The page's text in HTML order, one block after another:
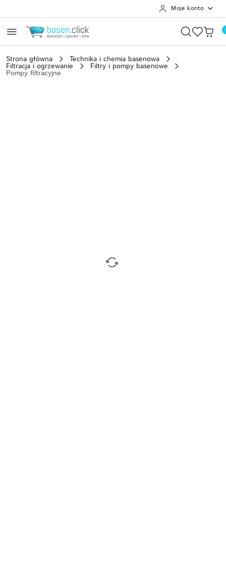
Moje konto
Strona główna Technika i chemia basenowa
Filtracja i ogrzewanie Filtry i pompy basenowe
Pompy filtracyjne